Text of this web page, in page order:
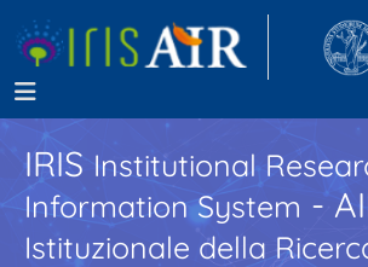
IRISInstitutional
Information System -
Istituzionale della